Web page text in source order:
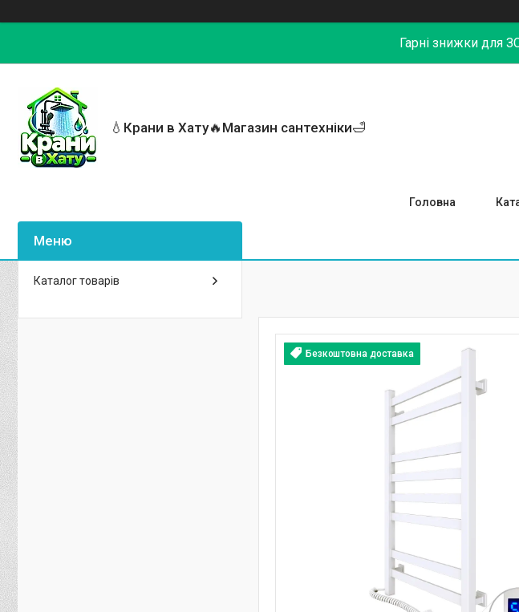
Гарні знижки для
💧Крани в Хату🔥Магазин сантехніки🛁
Головна
Безкоштовна доставка
Каталог товарів